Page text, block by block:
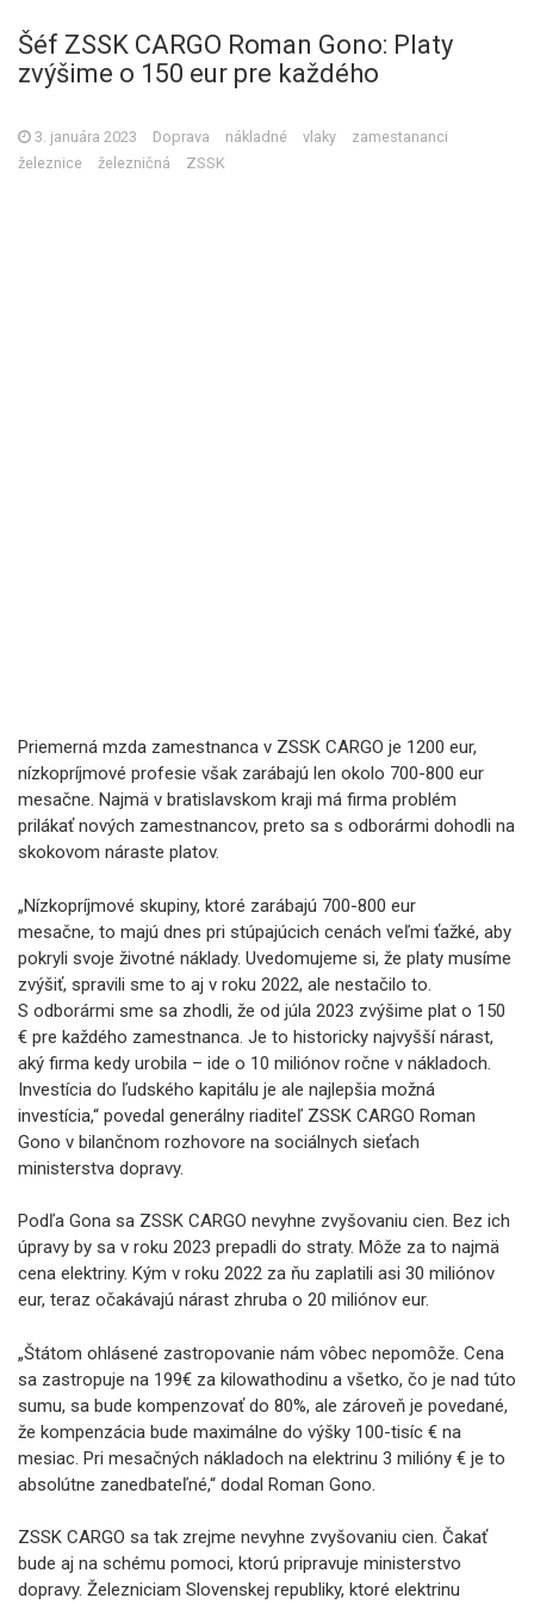
Šéf ZSSK CARGO Roman Gono: Platy
zvýšime o 150 eur pre každého
3. januára 2023 Doprava nákladné vlaky
zamestananci
železnice
železničná ZSSK
Priemerná mzda zamestnanca v ZSSK CARGO je 1200 eur,
nízkopríjmové profesie však zarábajú len okolo 700-800 eur
mesačne. Najmä v bratislavskom kraji má firma problém
prilákať nových zamestnancov, preto sa s odborármi dohodli na
skokovom náraste platov.
„Nízkopríjmové skupiny, ktoré zarábajú 700-800 eur
mesačne, to majú dnes pri stúpajúcich cenách veľmi ťažké, aby
pokryli svoje životné náklady. Uvedomujeme si, že platy musíme
zvýšiť, spravili sme to aj v roku 2022, ale nestačilo to.
S odborármi sme sa zhodli, že od júla 2023 zvýšime plat o 150
€ pre každého zamestnanca. Je to historicky najvyšší nárast,
aký firma kedy urobila – ide o 10 miliónov ročne v nákladoch.
Investícia do ľudského kapitálu je ale najlepšia možná
investícia,“ povedal generálny riaditeľ ZSSK CARGO Roman
Gono v bilančnom rozhovore na sociálnych sieťach
ministerstva dopravy.
Podľa Gona sa ZSSK CARGO nevyhne zvyšovaniu cien. Bez ich
úpravy by sa v roku 2023 prepadli do straty. Môže za to najmä
cena elektriny. Kým v roku 2022 za ňu zaplatili asi 30 miliónov
eur, teraz očakávajú nárast zhruba o 20 miliónov eur.
„Štátom ohlásené zastropovanie nám vôbec nepomôže. Cena
sa zastropuje na 199€ za kilowathodinu a všetko, čo je nad túto
sumu, sa bude kompenzovať do 80%, ale zároveň je povedané,
že kompenzácia bude maximálne do výšky 100-tisíc € na
mesiac. Pri mesačných nákladoch na elektrinu 3 milióny € je to
absolútne zanedbateľné,“ dodal Roman Gono.
ZSSK CARGO sa tak zrejme nevyhne zvyšovaniu cien. Čakať
bude aj na schému pomoci, ktorú pripravuje ministerstvo
dopravy. Železniciam Slovenskej republiky, ktoré elektrinu